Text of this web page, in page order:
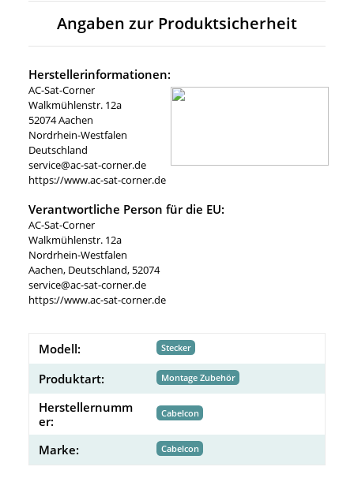
Angaben zur Produktsicherheit
Herstellerinformationen:
AC-Sat-Corner
Walkmühlenstr. 12a
52074 Aachen
Nordrhein-Westfalen
Deutschland
service@ac-sat-corner.de
https://www.ac-sat-corner.de
Verantwortliche Person für die EU:
AC-Sat-Corner
Walkmühlenstr. 12a
Nordrhein-Westfalen
Aachen, Deutschland, 52074
service@ac-sat-corner.de
https://www.ac-sat-corner.de
Modell: Stecker
Produktart: Montage Zubehör
Herstellernumm
er:
Cabelcon
Marke: Cabelcon